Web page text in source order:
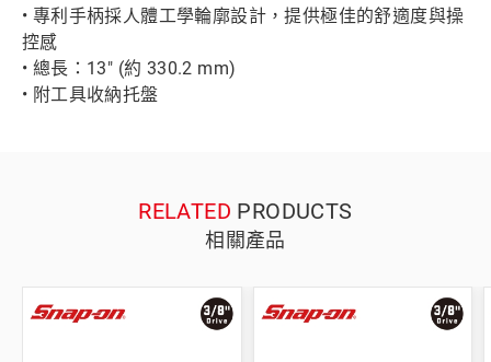
• 專利手柄採人體工學輪廓設計，提供極佳的舒適度與操
控感
• 總長：13" (約 330.2 mm)
• 附工具收納托盤
RELATED PRODUCTS
相關產品